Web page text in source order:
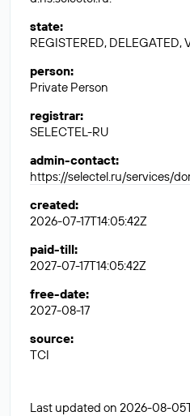
state:
REGISTERED, DELEGATED,
person:
Private Person
registrar:
SELECTEL-RU
admin-contact:
https://selectel.ru/services/
created:
2026-07-17T14:05:42Z
paid-till:
2027-07-17T14:05:42Z
free-date:
2027-08-17
source:
TCI
Last updated on 2026-08-